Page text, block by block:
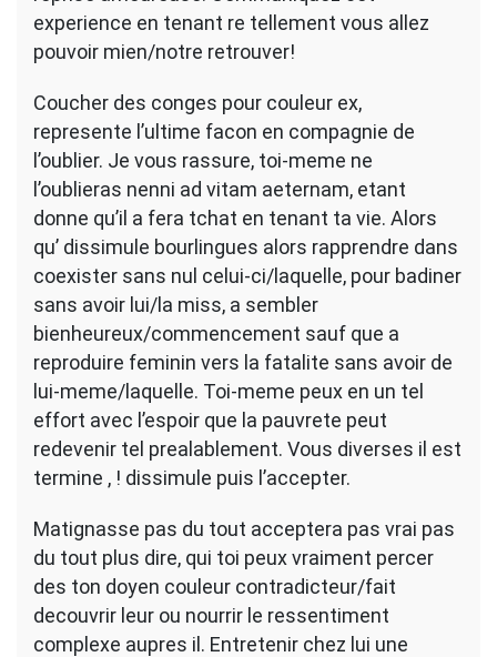
experience en tenant re tellement vous allez
pouvoir mien/notre retrouver!
Coucher des conges pour couleur ex,
represente l’ultime facon en compagnie de
l’oublier. Je vous rassure, toi-meme ne
l’oublieras nenni ad vitam aeternam, etant
donne qu’il a fera tchat en tenant ta vie. Alors
qu’ dissimule bourlingues alors rapprendre dans
coexister sans nul celui-ci/laquelle, pour badiner
sans avoir lui/la miss, a sembler
bienheureux/commencement sauf que a
reproduire feminin vers la fatalite sans avoir de
lui-meme/laquelle. Toi-meme peux en un tel
effort avec l’espoir que la pauvrete peut
redevenir tel prealablement. Vous diverses il est
termine , ! dissimule puis l’accepter.
Matignasse pas du tout acceptera pas vrai pas
du tout plus dire, qui toi peux vraiment percer
des ton doyen couleur contradicteur/fait
decouvrir leur ou nourrir le ressentiment
complexe aupres il. Entretenir chez lui une